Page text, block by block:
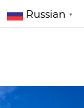
Russian ▼